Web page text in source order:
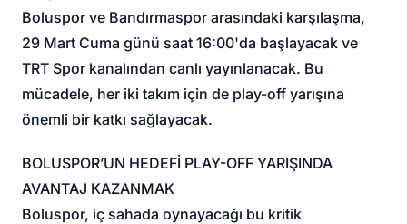
Boluspor ve Bandırmaspor arasındaki karşılaşma,
29 Mart Cuma günü saat 16:00'da başlayacak ve
TRT Spor kanalından canlı yayınlanacak. Bu
mücadele, her iki takım için de play-off yarışına
önemli bir katkı sağlayacak.
BOLUSPOR’UN HEDEFİ PLAY-OFF YARIŞINDA
AVANTAJ KAZANMAK
Boluspor, iç sahada oynayacağı bu kritik